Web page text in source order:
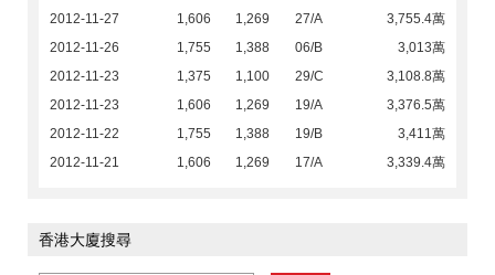
2012-11-27
1,606 1,269 27/A
3,755.4萬
2012-11-26
1,755 1,388 06/B
3,013萬
2012-11-23
1,375 1,100 29/C
3,108.8萬
2012-11-23
1,606 1,269 19/A
3,376.5萬
2012-11-22
1,755 1,388 19/B
3,411萬
2012-11-21
1,606 1,269 17/A 3,339.4萬
香港大廈搜尋